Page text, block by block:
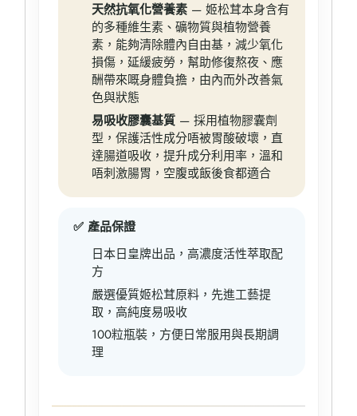
天然抗氧化營養素— 姬松茸本身含有
的多種維生素、礦物質與植物營養
素，能夠清除體內自由基，減少氧化
損傷，延緩疲勞，幫助修復熬夜、應
酬帶來嘅身體負擔，由內而外改善氣
色與狀態
易吸收膠囊基質— 採用植物膠囊劑
型，保護活性成分唔被胃酸破壞，直
達腸道吸收，提升成分利用率，溫和
唔刺激腸胃，空腹或飯後食都適合
✅ 產品保證
日本日皇牌出品，高濃度活性萃取配
方
嚴選優質姬松茸原料，先進工藝提
取，高純度易吸收
100粒瓶裝，方便日常服用與長期調
理